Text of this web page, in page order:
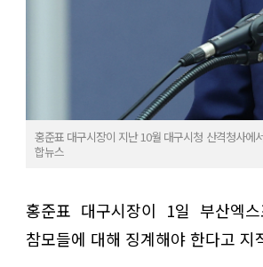
홍준표 대구시장이 지난 10월 대구시청 산격청사에
합뉴스
홍준표 대구시장이 1일 부산엑
참모들에 대해 징계해야 한다고 지